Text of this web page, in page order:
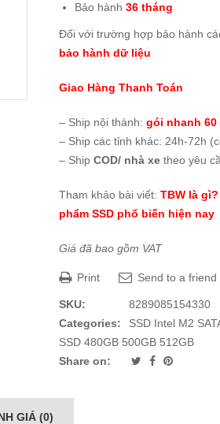
Bảo hành 36 tháng
Đối với trường hợp bảo hành
bảo hành dữ liệu
Giao Hàng Thanh Toán
– Ship nội thành: gói nhanh
– Ship các tỉnh khác: 24h-72h
– Ship COD/ nhà xe theo yêu
Tham khảo bài viết: TBW là
phẩm SSD phổ biến hiện nay
Giá đã bao gồm VAT
Print Send to a friend
SKU:
8289085154330
Categories:
SSD Intel M2
SSD 480GB 500GB 512GB
Share on:
GIÁ (0)